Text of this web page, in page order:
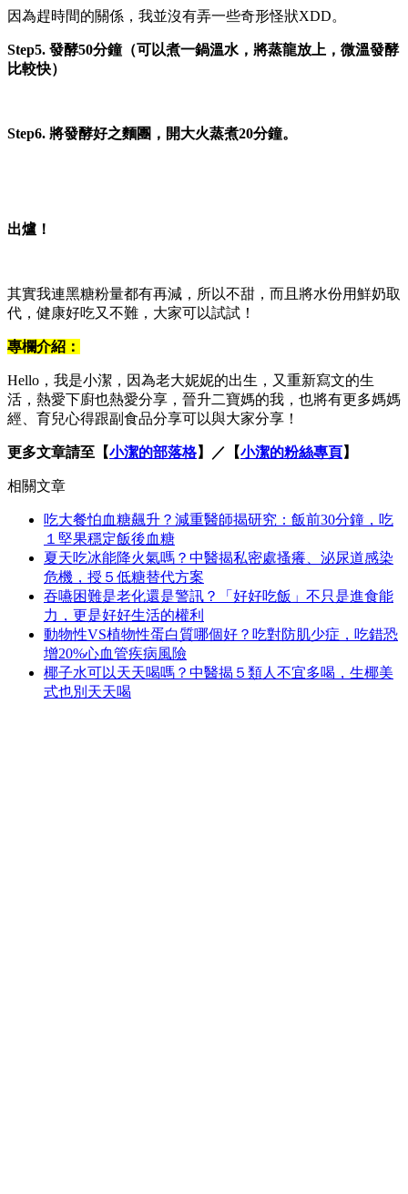
因為趕時間的關係，我並沒有弄一些奇形怪狀XDD。
Step5. 發酵50分鐘（可以煮一鍋溫水，將蒸龍放上，微溫發酵
比較快）
Step6. 將發酵好之麵團，開大火蒸煮20分鐘。
出爐！
其實我連黑糖粉量都有再減，所以不甜，而且將水份用鮮奶取
代，健康好吃又不難，大家可以試試！
專欄介紹：
Hello，我是小潔，因為老大妮妮的出生，又重新寫文的生
活，熱愛下廚也熱愛分享，晉升二寶媽的我，也將有更多媽媽
經、育兒心得跟副食品分享可以與大家分享！
更多文章請至【小潔的部落格】／【小潔的粉絲專頁】
相關文章
吃大餐怕血糖飆升？減重醫師揭研究：飯前30分鐘，吃
１堅果穩定飯後血糖
夏天吃冰能降火氣嗎？中醫揭私密處搔癢、泌尿道感染
危機，授５低糖替代方案
吞嚥困難是老化還是警訊？「好好吃飯」不只是進食能
力，更是好好生活的權利
動物性VS植物性蛋白質哪個好？吃對防肌少症，吃錯恐
增20%心血管疾病風險
椰子水可以天天喝嗎？中醫揭５類人不宜多喝，生椰美
式也別天天喝